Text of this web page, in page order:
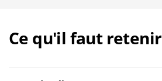
Ce qu'il faut retenir